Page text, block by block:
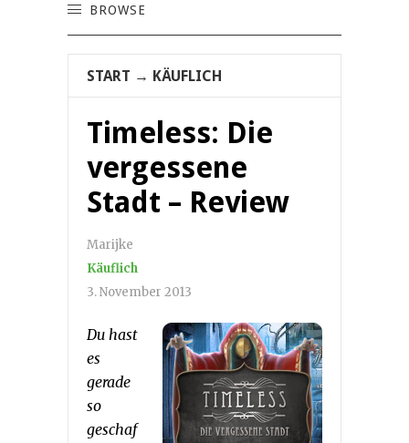
BROWSE
START → KÄUFLICH
Timeless: Die
vergessene
Stadt – Review
Marijke
Käuflich
3. November 2013
Du hast
es
gerade
so
geschaf